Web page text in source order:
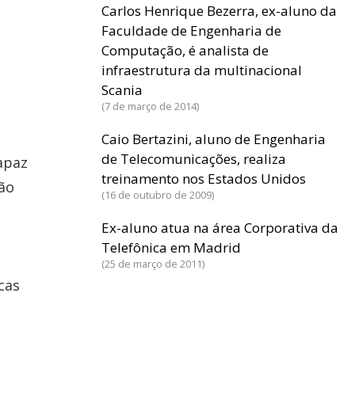
Carlos Henrique Bezerra, ex-aluno da
Faculdade de Engenharia de
Computação, é analista de
infraestrutura da multinacional
Scania
7 de março de 2014
Caio Bertazini, aluno de Engenharia
de Telecomunicações, realiza
treinamento nos Estados Unidos
16 de outubro de 2009
Ex-aluno atua na área Corporativa da
Telefônica em Madrid
25 de março de 2011